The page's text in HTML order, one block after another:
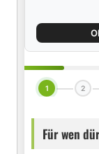
1 2
Für wen